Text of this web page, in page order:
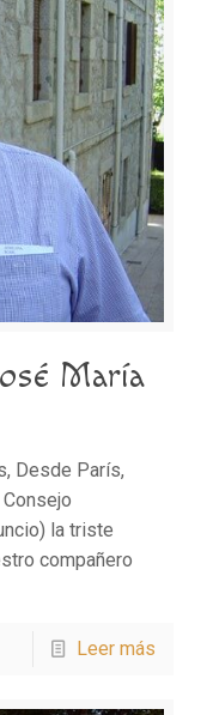
María
Desde París,
la triste
compañero
Leer más